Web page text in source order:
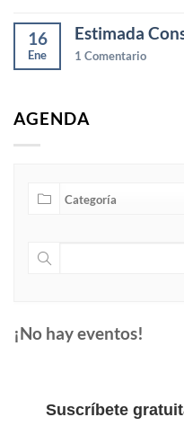
16
Ene
Estimada
1 Comentario
AGENDA
¡No hay eventos!
Suscríbete